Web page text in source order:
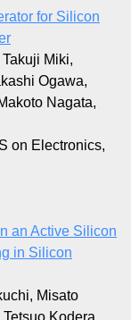
for Silicon
Miki,
Ogawa,
Nagata,
on Electronics,
an Active Silicon
in Silicon
Misato